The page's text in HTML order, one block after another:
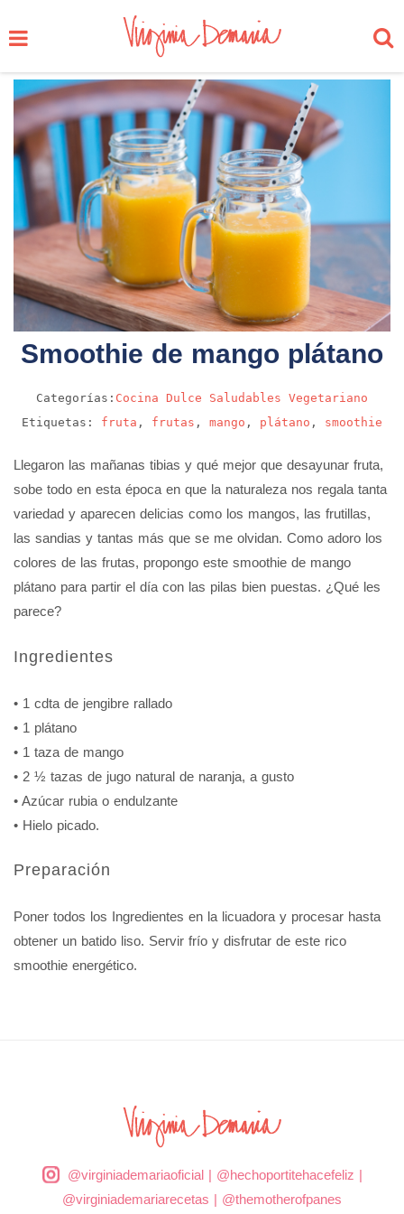
Smoothie de mango plátano
Categorías: Cocina Dulce Saludables Vegetariano
Etiquetas: fruta , frutas , mango , plátano , smoothie
Llegaron las mañanas tibias y qué mejor que desayunar fruta,
sobe todo en esta época en que la naturaleza nos regala tanta
variedad y aparecen delicias como los mangos, las frutillas,
las sandias y tantas más que se me olvidan. Como adoro los
colores de las frutas, propongo este smoothie de mango
plátano para partir el día con las pilas bien puestas. ¿Qué les
parece?
Ingredientes
• 1 cdta de jengibre rallado
• 1 plátano
• 1 taza de mango
• 2 ½ tazas de jugo natural de naranja, a gusto
• Azúcar rubia o endulzante
• Hielo picado.
Preparación
Poner todos los Ingredientes en la licuadora y procesar hasta
obtener un batido liso. Servir frío y disfrutar de este rico
smoothie energético.
@virginiademariaoficial| @hechoportitehacefeliz |
@virginiademariarecetas | @themotherofpanes